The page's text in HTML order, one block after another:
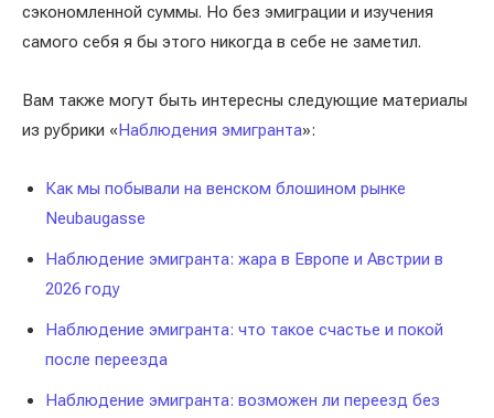
сэкономленной суммы. Но без эмиграции и изучения
самого себя я бы этого никогда в себе не заметил.
Вам также могут быть интересны следующие материалы
из рубрики «Наблюдения эмигранта»:
Как мы побывали на венском блошином рынке
Neubaugasse
Наблюдение эмигранта: жара в Европе и Австрии в
2026 году
Наблюдение эмигранта: что такое счастье и покой
после переезда
Наблюдение эмигранта: возможен ли переезд без